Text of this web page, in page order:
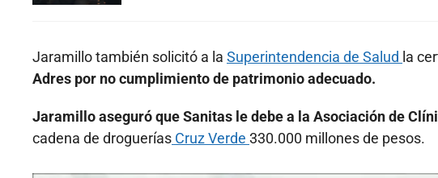
Jaramillo también solicitó a la Superintendencia de Salud la
Adres por no cumplimiento de patrimonio adecuado.
Jaramillo aseguró que Sanitas le debe a la Asociación de
cadena de droguerías Cruz Verde 330.000 millones de pesos.